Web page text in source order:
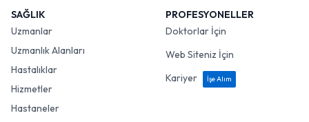
SAĞLIK
Uzmanlar
Uzmanlık Alanları
Hastalıklar
Hizmetler
Hastaneler
PROFESYONELLER
Doktorlar İçin
Web Siteniz İçin
Kariyer
İşe Alım